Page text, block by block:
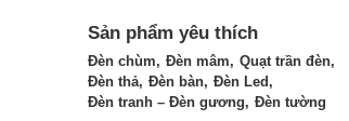
Sản phẩm yêu thích
Đèn chùm Đèn mâm
Quạt trần đèn
Đèn thả
Đèn bàn
Đèn Led
Đèn tranh – Đèn gương
Đèn tường